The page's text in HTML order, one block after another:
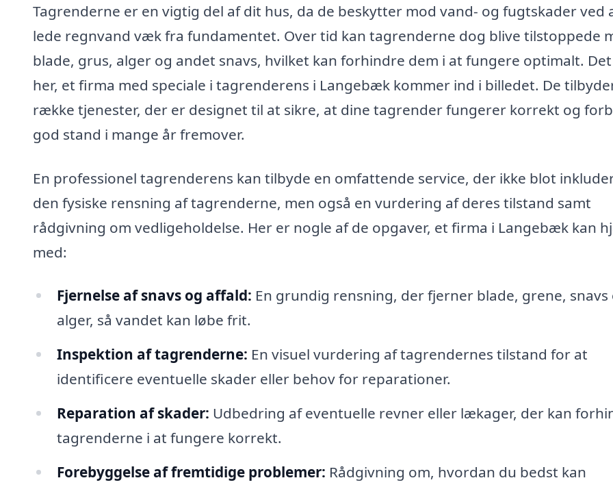
Tagrenderne er en vigtig del af dit hus, da de beskytter mod vand- og fugtskader ved
lede regnvand væk fra fundamentet. Over tid kan tagrenderne dog blive tilstoppede
blade, grus, alger og andet snavs, hvilket kan forhindre dem i at fungere optimalt.
her, et firma med speciale i tagrenderens i Langebæk kommer ind i billedet. De
række tjenester, der er designet til at sikre, at dine tagrender fungerer korrekt og
god stand i mange år fremover.
En professionel tagrenderens kan tilbyde en omfattende service, der ikke blot
den fysiske rensning af tagrenderne, men også en vurdering af deres tilstand samt
rådgivning om vedligeholdelse. Her er nogle af de opgaver, et firma i Langebæk kan
med:
Fjernelse af snavs og affald: En grundig rensning, der fjerner blade, grene, snavs
alger, så vandet kan løbe frit.
Inspektion af tagrenderne: En visuel vurdering af tagrendernes tilstand for at
identificere eventuelle skader eller behov for reparationer.
Reparation af skader: Udbedring af eventuelle revner eller lækager, der kan
tagrenderne i at fungere korrekt.
Forebyggelse af fremtidige problemer: Rådgivning om, hvordan du bedst kan